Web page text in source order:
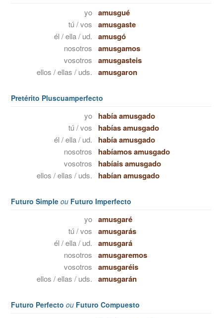
yo amusgué
tú / vos amusgaste
él / ella / ud. amusgó
nosotros amusgamos
vosotros amusgasteis
ellos / ellas / uds. amusgaron
Pretérito Pluscuamperfecto
yo había amusgado
tú / vos habías amusgado
él / ella / ud. había amusgado
nosotros habíamos amusgado
vosotros habíais amusgado
ellos / ellas / uds. habían amusgado
Futuro Simple ou Futuro Imperfecto
yo amusgaré
tú / vos amusgarás
él / ella / ud. amusgará
nosotros amusgaremos
vosotros amusgaréis
ellos / ellas / uds. amusgarán
Futuro Perfecto ou Futuro Compuesto